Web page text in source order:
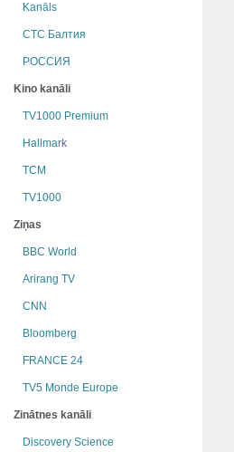
Kanāls
СТС Балтия
РОССИЯ
Kino kanāli
TV1000 Premium
Hallmark
TCM
TV1000
Ziņas
BBC World
Arirang TV
CNN
Bloomberg
FRANCE 24
TV5 Monde Europe
Zinātnes kanāli
Discovery Science